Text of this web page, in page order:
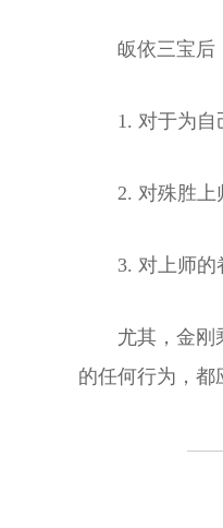
皈依三宝后
1. 对于为
2. 对殊胜
3. 对上师
尤其，金刚
的任何行为，都